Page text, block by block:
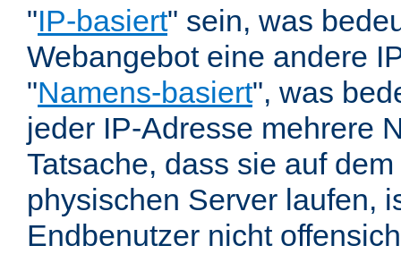
"IP-basiert" sein, was
Webangebot eine andere
"Namens-basiert", was
jeder IP-Adresse mehrere
Tatsache, dass sie auf
physischen Server laufen,
Endbenutzer nicht